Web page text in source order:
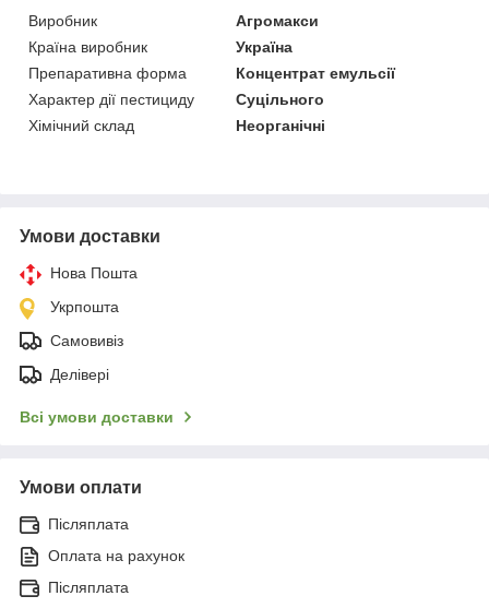
Виробник
Агромакси
Країна виробник
Україна
Препаративна форма
Концентрат емульсії
Характер дії пестициду
Суцільного
Хімічний склад
Неорганічні
Умови доставки
Нова Пошта
Укрпошта
Самовивіз
Делівері
Всі умови доставки
Умови оплати
Післяплата
Оплата на рахунок
Післяплата